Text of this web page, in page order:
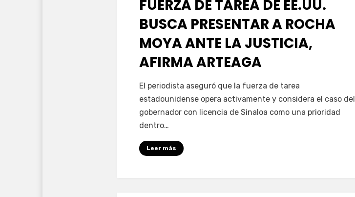
FUERZA DE TAREA DE EE.UU.
BUSCA PRESENTAR A ROCHA
MOYA ANTE LA JUSTICIA,
AFIRMA ARTEAGA
porFernando Miranda Servín
El periodista aseguró que la fuerza de tarea
estadounidense opera activamente y considera el caso del
gobernador con licencia de Sinaloa como una prioridad
dentro…
Leer más